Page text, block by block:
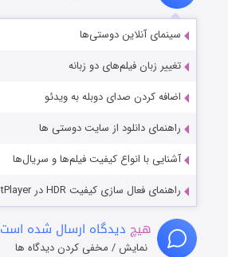
سینمای آنلاین دوستی‌ها
تغییر زبان فیلم‌های دو زبانه
اضافه کردن صدای دوبله به ویدئو
راهنمای دانلود از سایت دوستی ها
آشنایی با انواع کیفیت فیلم‌ها و سریال‌ها
راهنمای فعال سازی کیفیت HDR در PotPlayer
هیچ دیدگاه ارسال شده است
نمایش / مخفی کردن دیدگاه ها